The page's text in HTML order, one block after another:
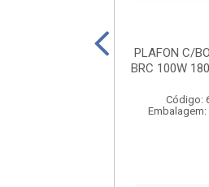
PLAFON C/
BRC 100W
Código:
Embalagem: